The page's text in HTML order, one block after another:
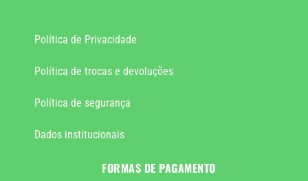
Política de Privacidade
Política de trocas e devoluções
Política de segurança
Dados institucionais
FORMAS DE PAGAMENTO